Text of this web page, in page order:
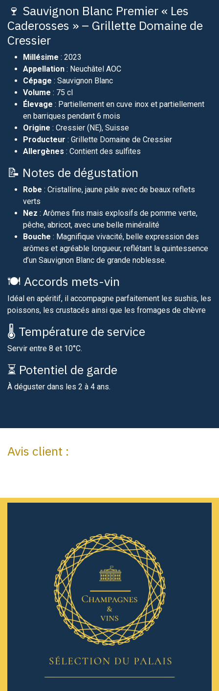
🍷 Sauvignon Blanc Premier « Les
Caderosses » – Grillette Domaine de
Cressier
Millésime : 2023​
Appellation : Neuchâtel AOC​
Cépage : Sauvignon Blanc​
Volume : 75 cl​
Élevage : Partiellement en cuve inox et partiellement
en barriques pendant 6 mois​
Origine : Cressier (NE), Suisse​
Producteur : Grillette Domaine de Cressier​
Allergènes : Contient des sulfites​
📝 Notes de dégustation
Robe : Cristalline, jaune pâle avec de beaux reflets
verts​
Nez : Arômes fins mais explosifs de pomme verte,
pêche, abricot, avec une belle minéralité​
Bouche : Magnifique vivacité, belle expression des
arômes et agréable longueur, reflétant la quintessence
d’un Sauvignon Blanc de grande noblesse.​
🍽️ Accords mets-vin
Idéal en apéritif, il accompagne parfaitement les sushis, les
poissons, les crustacés ainsi que les fromages de chèvre
🌡️ Température de service
Servir entre 8 et 10°C.​
⏳ Potentiel de garde
À déguster dans les 2 à 4 ans.
Avis client :